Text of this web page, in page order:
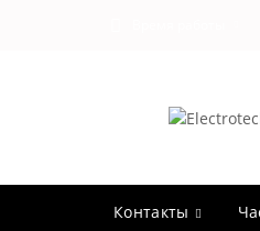
Контакты